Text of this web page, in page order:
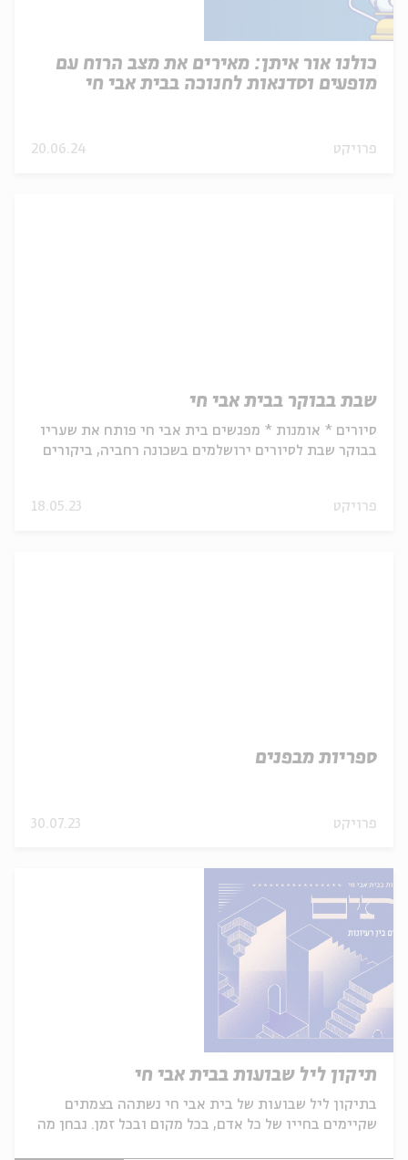
כולנו אור איתן: מאירים את מצב הרוח עם
מופעים וסדנאות לחנוכה בבית אבי חי
פרויקט 20.06.24
שבת בבוקר בבית אבי חי
סיורים * אומנות * מפגשים בית אבי חי פותח את שעריו
בבוקר שבת לסיורים ירושלמים בשכונה רחביה, ביקורים
פרויקט 18.05.23
ספריות מבפנים
פרויקט 30.07.23
תיקון ליל שבועות בבית אבי חי
בתיקון ליל שבועות של בית אבי חי נשתהה בצמתים
שקיימים בחייו של כל אדם, בכל מקום ובכל זמן. נבחן מה